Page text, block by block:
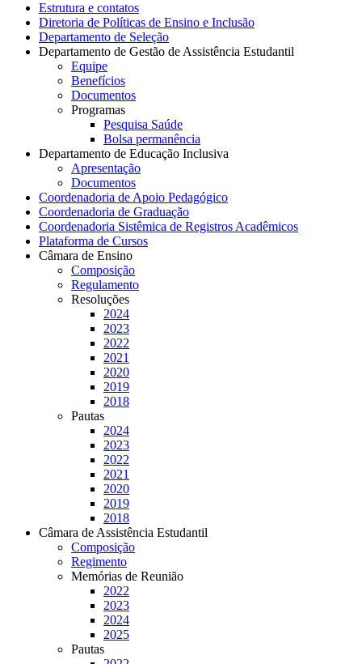
Estrutura e contatos
Diretoria de Políticas de Ensino e Inclusão
Departamento de Seleção
Departamento de Gestão de Assistência Estudantil
Equipe
Benefícios
Documentos
Programas
Pesquisa Saúde
Bolsa permanência
Departamento de Educação Inclusiva
Apresentação
Documentos
Coordenadoria de Apoio Pedagógico
Coordenadoria de Graduação
Coordenadoria Sistêmica de Registros Acadêmicos
Plataforma de Cursos
Câmara de Ensino
Composição
Regulamento
Resoluções
2024
2023
2022
2021
2020
2019
2018
Pautas
2024
2023
2022
2021
2020
2019
2018
Câmara de Assistência Estudantil
Composição
Regimento
Memórias de Reunião
2022
2023
2024
2025
Pautas